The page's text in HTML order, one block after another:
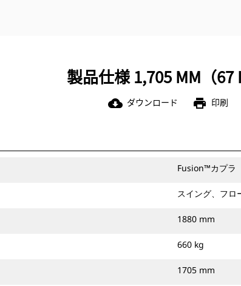
製品仕様 1,705 MM（67
cloud_download ダウンロード print 印刷
Fusion™カプラ
スイング、フロ
1880 mm
660 kg
1705 mm